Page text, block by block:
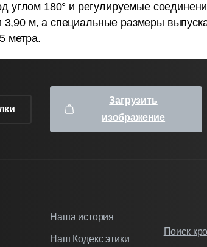
углом 180° и регулируемые
3,90 м, а специальные размеры
метра.
Загрузить
изображение
Наша история
Наш Кодекс этики
Поиск